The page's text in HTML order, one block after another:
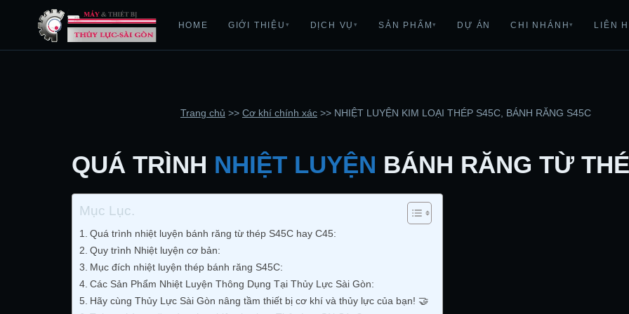
HOME GIỚI THIỆU ▾ DỊCH VỤ▾ SẢN PHẨM▾ DỰ ÁN CHI NHÁNH▾ LIÊN
Trang chủ >> Cơ khí chính xác >> NHIỆT LUYỆN KIM LOẠI THÉP S45C, BÁNH RĂNG S45C
QUÁ TRÌNH NHIỆT LUYỆN BÁNH RĂNG TỪ
Mục Lục.
Quá trình nhiệt luyện bánh răng từ thép S45C hay C45:
Quy trình Nhiệt luyện cơ bản:
Mục đích nhiệt luyện thép bánh răng S45C:
Các Sản Phẩm Nhiệt Luyện Thông Dụng Tại Thủy Lực Sài Gòn:
Hãy cùng Thủy Lực Sài Gòn nâng tầm thiết bị cơ khí và thủy lực của bạn! 🤝